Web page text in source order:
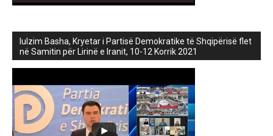
lulzim Basha, Kryetar i Partisë Demokratike të Shqipërisë flet
në Samitin për Lirinë e Iranit, 10-12 Korrik 2021